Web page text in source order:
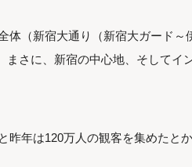
体（新宿大通り（新宿大ガード
まさに、新宿の中心地、そしてイ
年は120万人の観客を集めたとか